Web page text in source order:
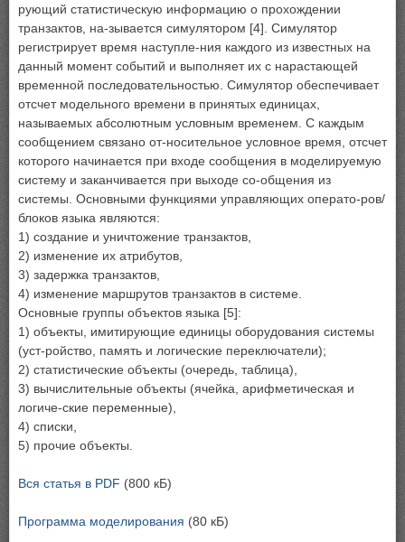
рующий статистическую информацию о прохождении
транзактов, на-зывается симулятором [4]. Симулятор
регистрирует время наступле-ния каждого из известных на
данный момент событий и выполняет их с нарастающей
временной последовательностью. Симулятор обеспечивает
отсчет модельного времени в принятых единицах,
называемых абсолютным условным временем. С каждым
сообщением связано от-носительное условное время, отсчет
которого начинается при входе сообщения в моделируемую
систему и заканчивается при выходе со-общения из
системы. Основными функциями управляющих операто-ров/
блоков языка являются:
1) создание и уничтожение транзактов,
2) изменение их атрибутов,
3) задержка транзактов,
4) изменение маршрутов транзактов в системе.
Основные группы объектов языка [5]:
1) объекты, имитирующие единицы оборудования системы
(уст-ройство, память и логические переключатели);
2) статистические объекты (очередь, таблица),
3) вычислительные объекты (ячейка, арифметическая и
логиче-ские переменные),
4) списки,
5) прочие объекты.
Вся статья в PDF (800 кБ)
Программа моделирования (80 кБ)